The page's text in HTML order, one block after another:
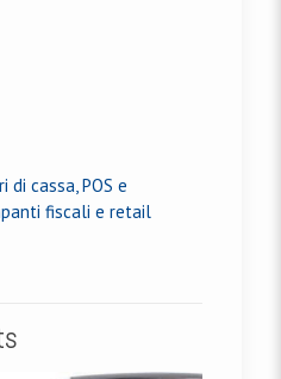
di cassa, POS e
fiscali e retail